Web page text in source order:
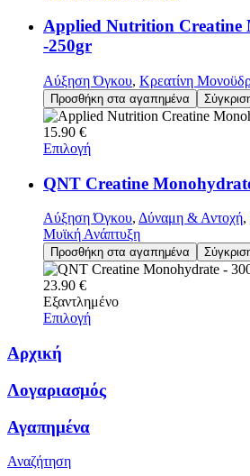
Applied Nutrition Creatine
-250gr
Αύξηση Όγκου, Κρεατίνη
Προσθήκη στα αγαπημένα
15.90 €
Επιλογή
QNT Creatine
Αύξηση Όγκου, Δύναμη & Αντοχή,
Μυϊκή Ανάπτυξη
Προσθήκη στα αγαπημένα
23.90 €
Εξαντλημένο
Επιλογή
Αρχική
Λογαριασμός
Αγαπημένα
Αναζήτηση